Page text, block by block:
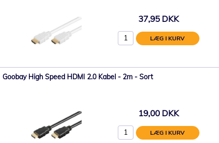
37,95 DKK
LÆG I KURV
Goobay High Speed ​​HDMI 2.0 Kabel - 2m - Sort
19,00 DKK
LÆG I KURV